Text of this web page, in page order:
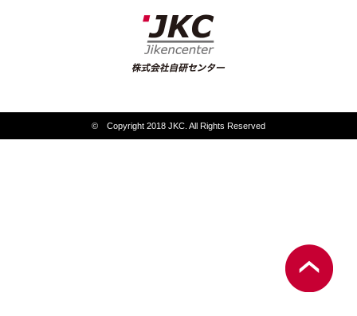
© Copyright 2018 JKC. All Rights Reserved